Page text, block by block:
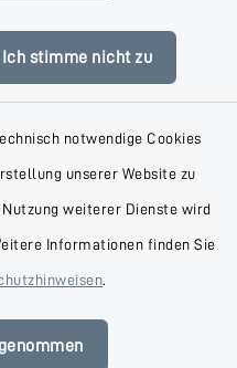
Ich stimme nicht zu
notwendige Cookies
unserer Website zu
weiterer Dienste wird
Informationen finden Sie
.